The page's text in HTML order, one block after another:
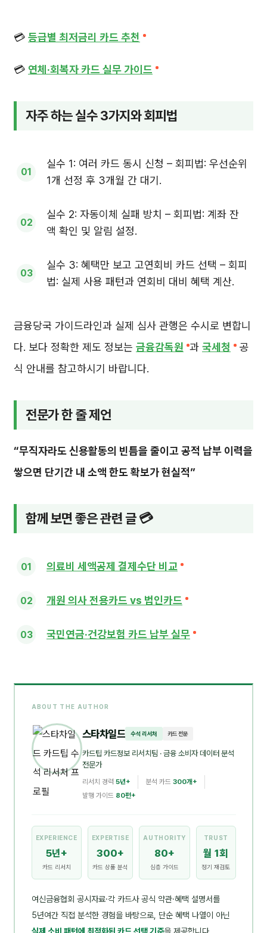
💳 등급별 최저금리 카드 추천
💳 연체·회복자 카드 실무 가이드
자주 하는 실수 3가지와 회피법
실수 1: 여러 카드 동시 신청 – 회피법: 우선순위
1개 선정 후 3개월 간 대기.
실수 2: 자동이체 실패 방치 – 회피법: 계좌 잔
액 확인 및 알림 설정.
실수 3: 혜택만 보고 고연회비 카드 선택 – 회피
법: 실제 사용 패턴과 연회비 대비 혜택 계산.
금융당국 가이드라인과 실제 심사 관행은 수시로 변합니
다. 보다 정확한 제도 정보는 금융감독원 과 국세청
공
식 안내를 참고하시기 바랍니다.
전문가 한 줄 제언
“무직자라도 신용활동의 빈틈을 줄이고 공적 납부 이력을
쌓으면 단기간 내 소액 한도 확보가 현실적”
함께 보면 좋은 관련 글 💳
의료비 세액공제 결제수단 비교
개원 의사 전용카드 vs 법인카드
국민연금·건강보험 카드 납부 실무
ABOUT THE AUTHOR
스타차일드 수석 리서처 카드 전문
카드팁 카드정보 리서치팀 · 금융 소비자 데이터 분석
전문가
리서치 경력 5년+ 분석 카드 300개+
발행 가이드 80편+
EXPERIENCE
5년+
카드 리서치
EXPERTISE
300+
카드 상품 분석
AUTHORITY
80+
심층 가이드
TRUST
월 1회
정기 재검토
여신금융협회 공시자료·각 카드사 공식 약관·혜택 설명서를
5년여간 직접 분석한 경험을 바탕으로, 단순 혜택 나열이 아닌